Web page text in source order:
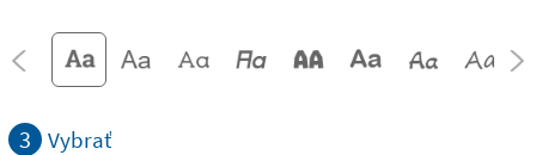
3 Vybrať